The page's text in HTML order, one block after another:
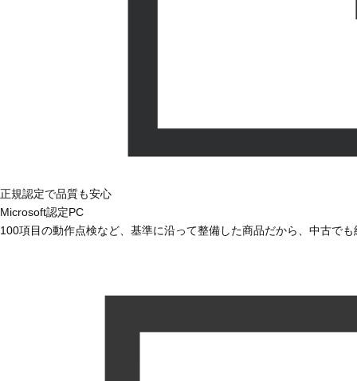
正規認定で品質も安心
Microsoft認定PC
100項目の動作点検など、基準に沿って整備した商品だから、中古で